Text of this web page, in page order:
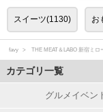
スイーツ(1130) お
favy THE MEAT＆LABO 新宿ミロ
カテゴリ一覧
グルメイベン